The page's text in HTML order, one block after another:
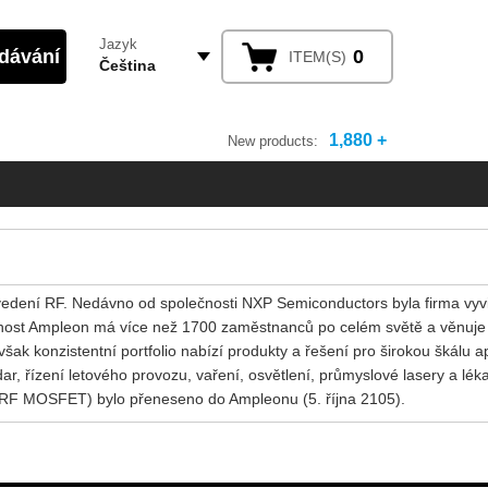
Jazyk
Čeština ITEM(S) 0
New products: 1,880 +
RF. Nedávno od společnosti NXP Semiconductors byla firma
Ampleon má více než 1700 zaměstnanců po celém světě a
konzistentní portfolio nabízí produkty a řešení pro širokou škálu
řízení letového provozu, vaření, osvětlení, průmyslové lasery a
MOSFET) bylo přeneseno do Ampleonu (5. října 2105).